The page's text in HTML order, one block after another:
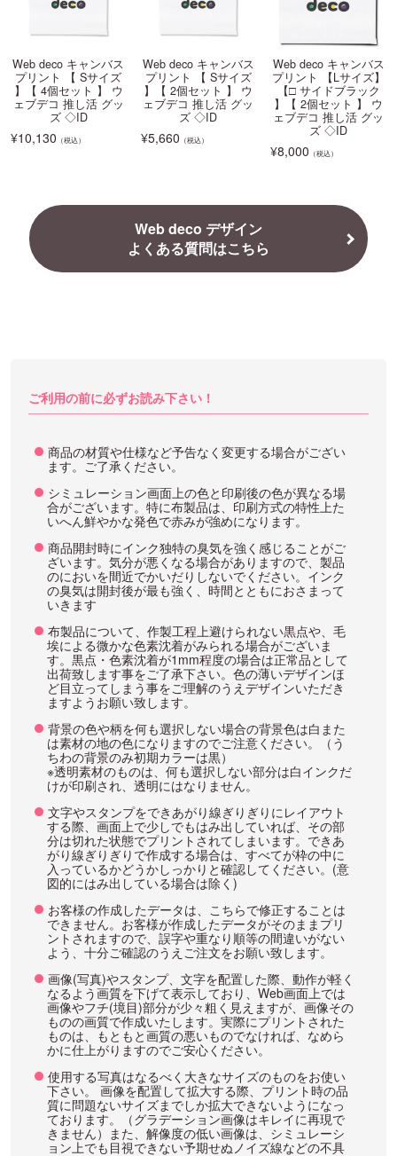
Web deco キャンバス
プリント 【 Sサイズ
】【 4個セット 】 ウ
ェブデコ 推し活 グッ
ズ ◇ID
¥10,130 （税込）
Web deco キャンバス
プリント 【 Sサイズ
】【 2個セット 】 ウ
ェブデコ 推し活 グッ
ズ ◇ID
¥5,660 （税込）
Web deco キャンバス
プリント 【Lサイズ】
【□ サイドブラック
】【 2個セット 】 ウ
ェブデコ 推し活 グッ
ズ ◇ID
¥8,000 （税込）
Web deco デザイン
よくある質問はこちら
ご利用の前に必ずお読み下さい！
商品の材質や仕様など予告なく変更する場合がござい
ます。ご了承ください。
シミュレーション画面上の色と印刷後の色が異なる場
合がございます。特に布製品は、印刷方式の特性上た
いへん鮮やかな発色で赤みが強めになります。
商品開封時にインク独特の臭気を強く感じることがご
ざいます。気分が悪くなる場合がありますので、製品
のにおいを間近でかいだりしないでください。インク
の臭気は開封後が最も強く、時間とともにおさまって
いきます
布製品について、作製工程上避けられない黒点や、毛
埃による微かな色素沈着がみられる場合がございま
す。黒点・色素沈着が1mm程度の場合は正常品として
出荷致します事をご了承下さい。色の薄いデザインほ
ど目立ってしまう事をご理解のうえデザインいただき
ますようお願い致します。
背景の色や柄を何も選択しない場合の背景色は白また
は素材の地の色になりますのでご注意ください。（う
ちわの背景のみ初期カラーは黒）
※透明素材のものは、何も選択しない部分は白インクだ
けが印刷され、透明にはなりません。
文字やスタンプをできあがり線ぎりぎりにレイアウト
する際、画面上で少しでもはみ出していれば、その部
分は切れた状態でプリントされてしまいます。できあ
がり線ぎりぎりで作成する場合は、すべてが枠の中に
入っているかどうかしっかりと確認してください。(意
図的にはみ出している場合は除く)
お客様の作成したデータは、こちらで修正することは
できません。お客様が作成したデータがそのままプリ
ントされますので、誤字や重なり順等の間違いがない
よう、十分ご確認のうえご注文をお願い致します。
画像(写真)やスタンプ、文字を配置した際、動作が軽く
なるよう画質を下げて表示しており、Web画面上では
画像やフチ(境目)部分が少々粗く見えますが、画像その
ものの画質で作成いたします。実際にプリントされた
ものは、もともと画質の悪いものでなければ、なめら
かに仕上がりますのでご安心ください。
使用する写真はなるべく大きなサイズのものをお使い
下さい。 画像を配置して拡大する際、プリント時の品
質に問題ないサイズまでしか拡大できないようになっ
ております。（グラデーション画像はキレイに再現で
きません）また、解像度の低い画像は、シミュレーシ
ョン上でも目視できない予期せぬノイズ線などの不具